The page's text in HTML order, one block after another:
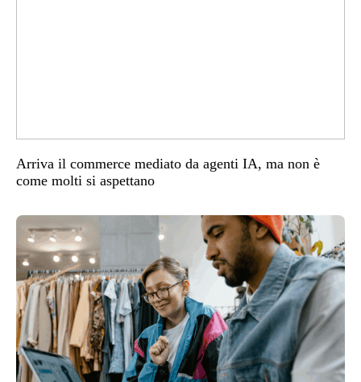
Arriva il commerce mediato da agenti IA, ma non è
come molti si aspettano